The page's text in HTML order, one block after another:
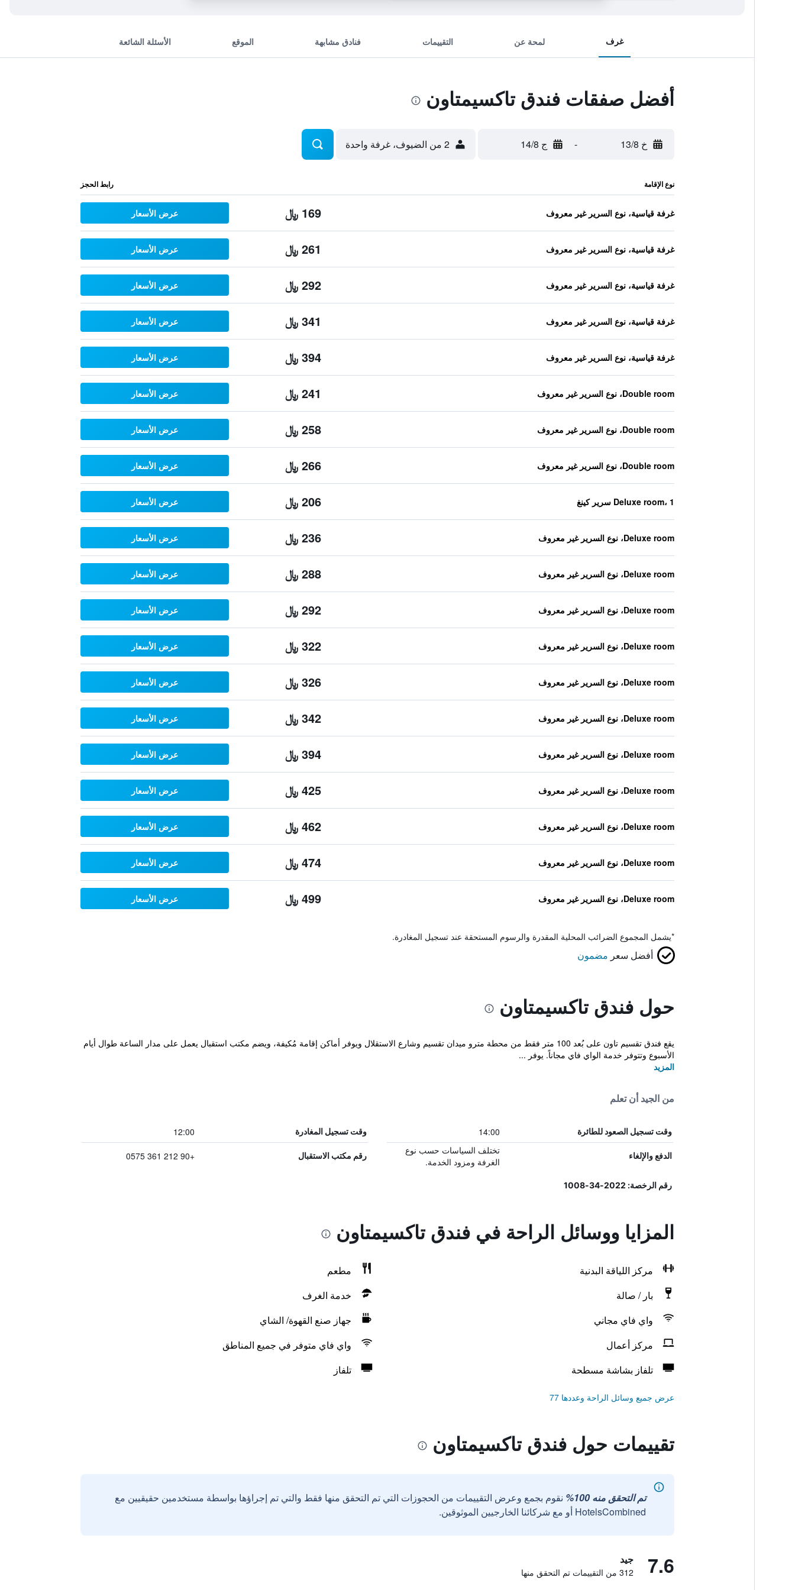
غرف لمحة عن التقييمات فنادق مشابهة الموقع الأسئلة الشائعة
أفضل صفقات فندق تاكسيمتاون
خ 13/8 - ج 14/8 2 من الضيوف، غرفة واحدة
نوع الإقامة رابط الحجز
غرفة قياسية، نوع السرير غير معروف 169 ﷼ عرض الأسعار
غرفة قياسية، نوع السرير غير معروف 261 ﷼ عرض الأسعار
غرفة قياسية، نوع السرير غير معروف 292 ﷼ عرض الأسعار
غرفة قياسية، نوع السرير غير معروف 341 ﷼ عرض الأسعار
غرفة قياسية، نوع السرير غير معروف 394 ﷼ عرض الأسعار
Double room، نوع السرير غير معروف 241 ﷼ عرض الأسعار
Double room، نوع السرير غير معروف 258 ﷼ عرض الأسعار
Double room، نوع السرير غير معروف 266 ﷼ عرض الأسعار
Deluxe room، 1 سرير كينغ 206 ﷼ عرض الأسعار
Deluxe room، نوع السرير غير معروف 236 ﷼ عرض الأسعار
Deluxe room، نوع السرير غير معروف 288 ﷼ عرض الأسعار
Deluxe room، نوع السرير غير معروف 292 ﷼ عرض الأسعار
Deluxe room، نوع السرير غير معروف 322 ﷼ عرض الأسعار
Deluxe room، نوع السرير غير معروف 326 ﷼ عرض الأسعار
Deluxe room، نوع السرير غير معروف 342 ﷼ عرض الأسعار
Deluxe room، نوع السرير غير معروف 394 ﷼ عرض الأسعار
Deluxe room، نوع السرير غير معروف 425 ﷼ عرض الأسعار
Deluxe room، نوع السرير غير معروف 462 ﷼ عرض الأسعار
Deluxe room، نوع السرير غير معروف 474 ﷼ عرض الأسعار
Deluxe room، نوع السرير غير معروف 499 ﷼ عرض الأسعار
*يشمل المجموع الضرائب المحلية المقدرة والرسوم المستحقة عند تسجيل المغادرة.
أفضل سعر مضمون
حول فندق تاكسيمتاون
يقع فندق تقسيم تاون على بُعد 100 متر فقط من محطة مترو ميدان تقسيم وشارع الاستقلال ويوفر أماكن إقامة مُكيفة، ويضم مكتب استقبال يعمل على مدار الساعة طوال أيام
الأسبوع وتتوفر خدمة الواي فاي مجاناً. يوفر ...
المزيد
من الجيد أن تعلم
وقت تسجيل الصعود للطائرة 14:00 وقت تسجيل المغادرة 12:00
الدفع والإلغاء
تختلف السياسات حسب نوع
الغرفة ومزود الخدمة.
رقم مكتب الاستقبال +90 212 361 0575
رقم الرخصة: 2022-34-1008
المزايا ووسائل الراحة في فندق تاكسيمتاون
مركز اللياقة البدنية
مطعم
بار / صالة
خدمة الغرف
واي فاي مجاني
جهاز صنع القهوة/ الشاي
مركز أعمال
واي فاي متوفر في جميع المناطق
تلفاز بشاشة مسطحة
تلفاز
عرض جميع وسائل الراحة وعددها 77
تقييمات حول فندق تاكسيمتاون
تم التحقق منه 100%
نقوم بجمع وعرض التقييمات من الحجوزات التي تم التحقق منها فقط والتي تم إجراؤها بواسطة مستخدمين حقيقيين مع
HotelsCombined أو مع شركائنا الخارجيين الموثوقين.
7.6 جيد
312 من التقييمات تم التحقق منها